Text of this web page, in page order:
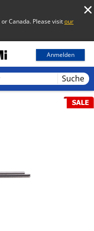
Canada. Please visitour
Anmelden
Suche